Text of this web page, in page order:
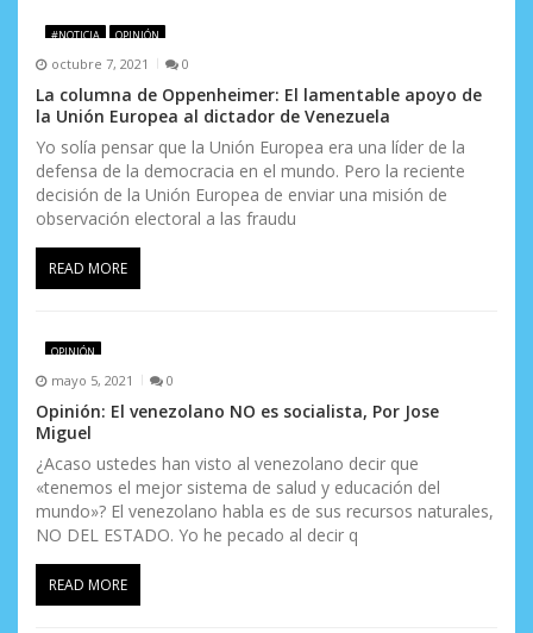
e
n
t
r
a
d
a
#NOTICIA OPINIÓN
octubre 7, 2021 0
La columna de Oppenheimer: El lamentable apoyo de
la Unión Europea al dictador de Venezuela
Yo solía pensar que la Unión Europea era una líder de la
defensa de la democracia en el mundo. Pero la reciente
decisión de la Unión Europea de enviar una misión de
observación electoral a las fraudu
READ MORE
OPINIÓN
mayo 5, 2021 0
Opinión: El venezolano NO es socialista, Por Jose
Miguel
¿Acaso ustedes han visto al venezolano decir que
«tenemos el mejor sistema de salud y educación del
mundo»? El venezolano habla es de sus recursos naturales,
NO DEL ESTADO. Yo he pecado al decir q
READ MORE